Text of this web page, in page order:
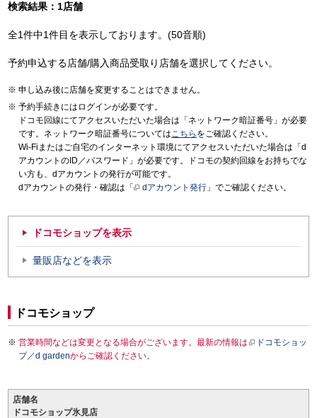
検索結果：1店舗
全1件中1件目を表示しております。(50音順)
予約申込する店舗/購入商品受取り店舗を選択してください。
申し込み後に店舗を変更することはできません。
予約手続きにはログインが必要です。
ドコモ回線にてアクセスいただいた場合は「ネットワーク暗証番号」が必要
です。ネットワーク暗証番号についてはこちら をご確認ください。
Wi-Fiまたはご自宅のインターネット環境にてアクセスいただいた場合は「d
アカウントのID／パスワード」が必要です。ドコモの契約回線をお持ちでな
い方も、dアカウントの発行が可能です。
dアカウントの発行・確認は「
dアカウント発行 」でご確認ください。
ドコモショップを表示
量販店などを表示
ドコモショップ
営業時間などは変更となる場合がございます。最新の情報は
ドコモショッ
プ／d gardenからご確認ください。
店舗名
ドコモショップ氷見店